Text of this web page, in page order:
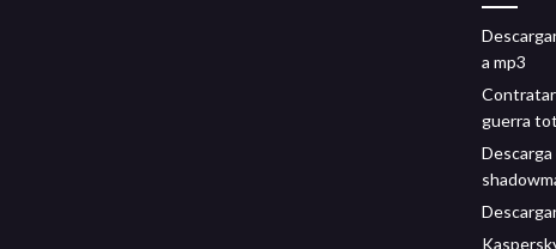
a mp3
Contratar
guerra